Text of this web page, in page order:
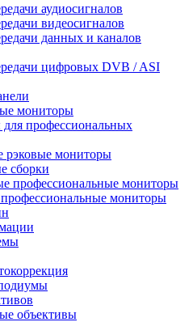
аудиосигналов
видеосигналов
данных и каналов
цифровых DVB / ASI
мониторы
для профессиональных
мониторы
сборки
профессиональные мониторы
мониторы
объективы